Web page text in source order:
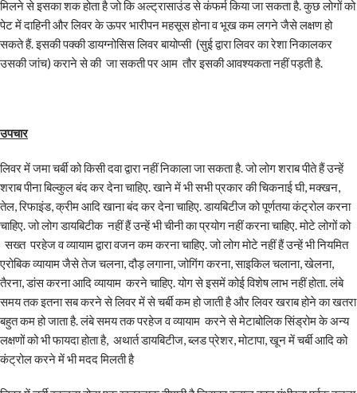
मिलने से इसका शक होता है जो कि अल्ट्रासाउंड से कंफर्म किया जा सकता है. कुछ लोगों को
पेट में दाहिनी और लिवर के ऊपर भारीपन महसूस होना व भूख कम लगने जैसे लक्षण हो
सकते हैं. इसकी पक्की डायग्नोसिस लिवर बायोप्सी (सुई द्वारा लिवर का रेशा निकालकर
उसकी जांच) कराने से की जा सकती पर आम तौर इसकी आवश्यकता नहीं पड़ती है.
उपचार
लिवर में जमा चर्बी को किसी दवा द्वारा नहीं निकाला जा सकता है. जो लोग शराब पीते हैं उन्हें
शराब पीना बिल्कुल बंद कर देना चाहिए. खाने में भी सभी प्रकार की चिकनाई घी, मक्खन,
तेल, रिफाइंड, क्रीम आदि खाना बंद कर देना चाहिए. डायबिटीज को पूर्णतया कंट्रोल करना
चाहिए. जो लोग डायबिटीक नहीं हैं उन्हें भी चीनी का प्रयोग नहीं करना चाहिए. मोटे लोगों को
सख्त परहेज व व्यायाम द्वारा वजन कम करना चाहिए. जो लोग मोटे नहीं हैं उन्हें भी नियमित
एरोबिक व्यायाम जैसे तेज चलना, दौड़ लगाना, जोगिंग करना, साइकिल चलाना, खेलना,
तैरना, डांस करना आदि व्यायाम करने चाहिए. योग से इसमें कोई विशेष लाभ नहीं होता. लंबे
समय तक इतना सब करने से लिवर में से चर्बी कम हो जाती है और लिवर खराब होने का खतरा
बहुत कम हो जाता है. लंबे समय तक परहेज व व्यायाम करने से मेटाबोलिक सिंड्रोम के अन्य
लक्षणों को भी फायदा होता है, अथार्त डायबिटीज, ब्लड प्रेशर, मोटापा, खून में चर्बी आदि को
कंट्रोल करने में भी मदद मिलती है